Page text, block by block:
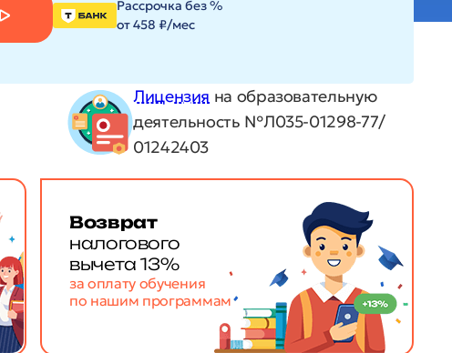
Рассрочка без %
от 458 ₽/мес
Лицензия на образовательную
деятельность №Л035-01298-77/
01242403
Возврат
налогового
вычета 13%
за оплату обучения
по нашим программам